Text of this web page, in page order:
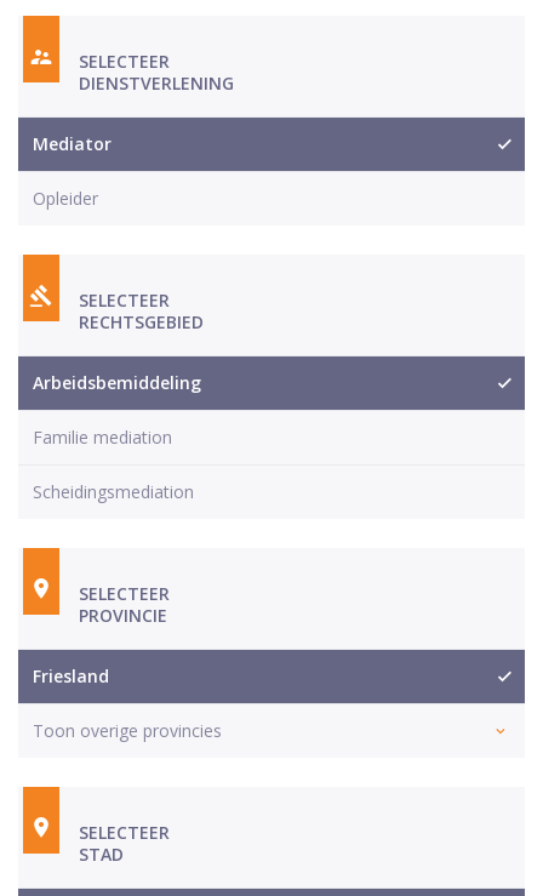
SELECTEER
DIENSTVERLENING
Mediator
Opleider
SELECTEER
RECHTSGEBIED
Arbeidsbemiddeling
Familie mediation
Scheidingsmediation
SELECTEER
PROVINCIE
Friesland
Toon overige provincies
SELECTEER
STAD